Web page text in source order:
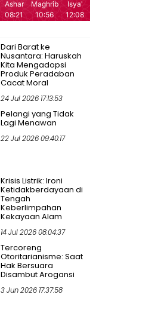
Dari Barat ke
Nusantara: Haruskah
Kita Mengadopsi
Produk Peradaban
Cacat Moral
24 Jul 2026 17:13:53
Pelangi yang Tidak
Lagi Menawan
22 Jul 2026 09:40:17
Krisis Listrik: Ironi
Ketidakberdayaan di
Tengah
Keberlimpahan
Kekayaan Alam
14 Jul 2026 08:04:37
Tercoreng
Otoritarianisme: Saat
Hak Bersuara
Disambut Arogansi
3 Jun 2026 17:37:58